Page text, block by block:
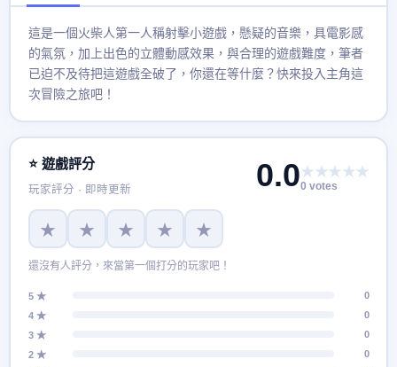
這是一個火柴人第一人稱射擊小遊戲，懸疑的音樂，具電影感
的氣氛，加上出色的立體動感效果，與合理的遊戲難度，筆者
已迫不及待把這遊戲全破了，你還在等什麼？快來投入主角這
次冒險之旅吧！
⭐ 遊戲評分
玩家評分 · 即時更新 0.0★★★★★
0 votes
★ ★ ★ ★ ★
還沒有人評分，來當第一個打分的玩家吧！
5 ★
0
4 ★
0
3 ★
0
2 ★
0